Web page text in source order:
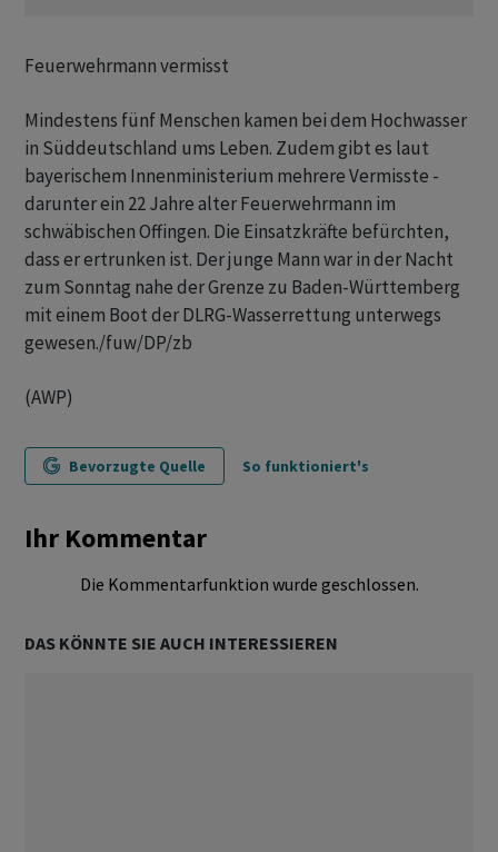
Feuerwehrmann vermisst
Mindestens fünf Menschen kamen bei dem Hochwasser
in Süddeutschland ums Leben. Zudem gibt es laut
bayerischem Innenministerium mehrere Vermisste -
darunter ein 22 Jahre alter Feuerwehrmann im
schwäbischen Offingen. Die Einsatzkräfte befürchten,
dass er ertrunken ist. Der junge Mann war in der Nacht
zum Sonntag nahe der Grenze zu Baden-Württemberg
mit einem Boot der DLRG-Wasserrettung unterwegs
gewesen./fuw/DP/zb
(AWP)
Bevorzugte Quelle So funktioniert's
Ihr Kommentar
Die Kommentarfunktion wurde geschlossen.
DAS KÖNNTE SIE AUCH INTERESSIEREN